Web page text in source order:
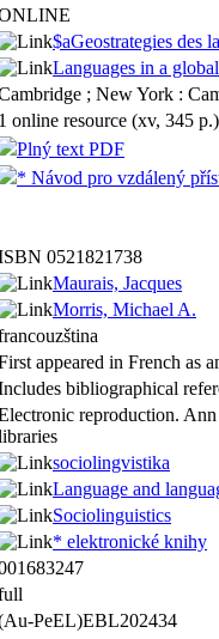
$aGeostrategies des
Languages in a
; New York :
1 online resource (xv, 345 p.)
Plný text PDF
* Návod pro vzdálený
0521821738
Maurais, Jacques
Morris, Michael A.
appeared in French as
bibliographical
reproduction.
sociolingvistika
Language and
Sociolinguistics
* elektronické knihy
PeEL)EBL202434